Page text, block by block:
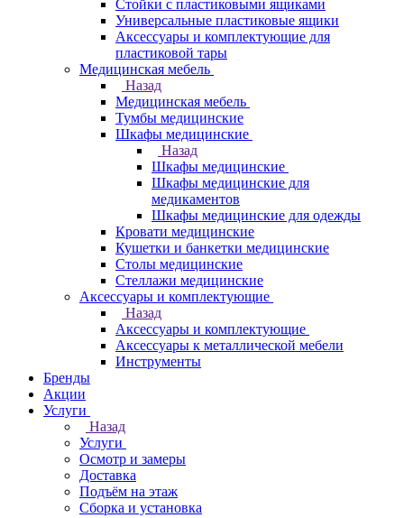
Стойки с пластиковыми ящиками
Универсальные пластиковые ящики
Аксессуары и комплектующие для
пластиковой тары
Медицинская мебель
Назад
Медицинская мебель
Тумбы медицинские
Шкафы медицинские
Назад
Шкафы медицинские
Шкафы медицинские для
медикаментов
Шкафы медицинские для одежды
Кровати медицинские
Кушетки и банкетки медицинские
Столы медицинские
Стеллажи медицинские
Аксессуары и комплектующие
Назад
Аксессуары и комплектующие
Аксессуары к металлической мебели
Инструменты
Бренды
Акции
Услуги
Назад
Услуги
Осмотр и замеры
Доставка
Подъём на этаж
Сборка и установка